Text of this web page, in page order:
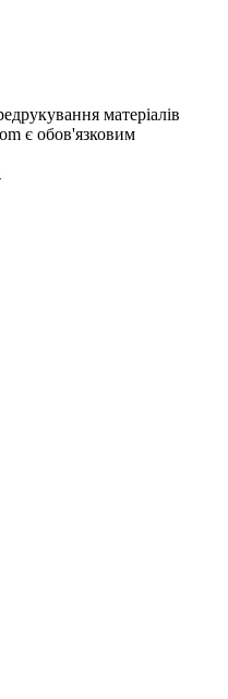
матеріалів
є обов'язковим